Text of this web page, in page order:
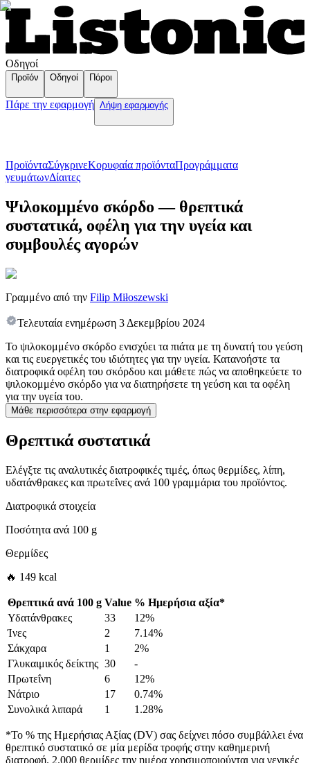
Οδηγοί
Προϊόν Οδηγοί Πόροι
Πάρε την εφαρμογή Λήψη εφαρμογής
ΠροϊόνταΣύγκρινεΚορυφαία προϊόνταПρογράμματα
γευμάτωνΔίαιτες
Ψιλοκομμένο σκόρδο — θρεπτικά
συστατικά, οφέλη για την υγεία και
συμβουλές αγορών
Γραμμένο από την Filip Miłoszewski
Τελευταία ενημέρωση 3 Δεκεμβρίου 2024
Το ψιλοκομμένο σκόρδο ενισχύει τα πιάτα με τη δυνατή του γεύση
και τις ευεργετικές του ιδιότητες για την υγεία. Κατανοήστε τα
διατροφικά οφέλη του σκόρδου και μάθετε πώς να αποθηκεύετε το
ψιλοκομμένο σκόρδο για να διατηρήσετε τη γεύση και τα οφέλη
για την υγεία του.
Μάθε περισσότερα στην εφαρμογή
Θρεπτικά συστατικά
Ελέγξτε τις αναλυτικές διατροφικές τιμές, όπως θερμίδες, λίπη,
υδατάνθρακες και πρωτεΐνες ανά 100 γραμμάρια του προϊόντος.
Διατροφικά στοιχεία
Ποσότητα ανά 100 g
Θερμίδες
🔥 149 kcal
Θρεπτικά ανά 100 g Value % Ημερήσια αξία*
Υδατάνθρακες
33
12%
Ίνες
2
7.14%
Σάκχαρα
1
2%
Γλυκαιμικός δείκτης 30
-
Πρωτεΐνη
6
12%
Νάτριο
17
0.74%
Συνολικά λιπαρά
1 1.28%
*Το % της Ημερήσιας Αξίας (DV) σας δείχνει πόσο συμβάλλει ένα
θρεπτικό συστατικό σε μία μερίδα τροφής στην καθημερινή
διατροφή. 2.000 θερμίδες την ημέρα χρησιμοποιούνται για γενικές